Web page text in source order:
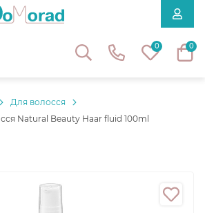
0 0
Для волосся
Natural Beauty Haar fluid 100ml